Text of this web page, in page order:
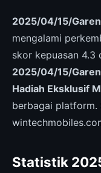
2025/04/15/
mengalami
skor kepuasan 4.3
2025/04/15/
Hadiah Eksklusif
berbagai platform.
Statistik